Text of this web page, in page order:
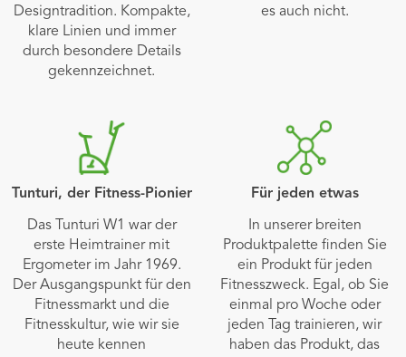
Designtradition. Kompakte,
klare Linien und immer
durch besondere Details
gekennzeichnet.
es auch nicht.
Tunturi, der Fitness-Pionier
Das Tunturi W1 war der
erste Heimtrainer mit
Ergometer im Jahr 1969.
Der Ausgangspunkt für den
Fitnessmarkt und die
Fitnesskultur, wie wir sie
heute kennen
Für jeden etwas
In unserer breiten
Produktpalette finden Sie
ein Produkt für jeden
Fitnesszweck. Egal, ob Sie
einmal pro Woche oder
jeden Tag trainieren, wir
haben das Produkt, das